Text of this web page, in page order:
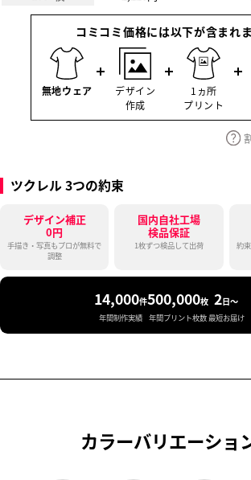
ツクレル 3つの約束
デザイン補正
0円
手描き・写真もプロが無料で
調整
国内自社工場
検品保証
1枚ずつ検品して出荷
約
14,000件
年間制作実績
500,000枚
年間プリント枚数
2日〜
最短お届け
カラーバリエーショ